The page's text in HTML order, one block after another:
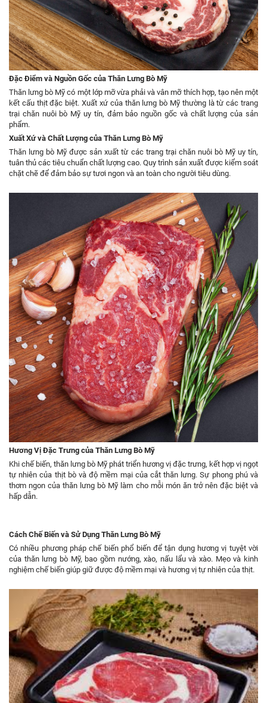
Đặc Điểm và Nguồn Gốc của Thăn Lưng Bò Mỹ
Thăn lưng bò Mỹ có một lớp mỡ vừa phải và vân mỡ thích hợp, tạo nên một
kết cấu thịt đặc biệt. Xuất xứ của thăn lưng bò Mỹ thường là từ các trang
trại chăn nuôi bò Mỹ uy tín, đảm bảo nguồn gốc và chất lượng của sản
phẩm.
Xuất Xứ và Chất Lượng của Thăn Lưng Bò Mỹ
Thăn lưng bò Mỹ được sản xuất từ các trang trại chăn nuôi bò Mỹ uy tín,
tuân thủ các tiêu chuẩn chất lượng cao. Quy trình sản xuất được kiểm soát
chặt chẽ để đảm bảo sự tươi ngon và an toàn cho người tiêu dùng.
Hương Vị Đặc Trưng của Thăn Lưng Bò Mỹ
Khi chế biến, thăn lưng bò Mỹ phát triển hương vị đặc trưng, kết hợp vị ngọt
tự nhiên của thịt bò và độ mềm mại của cắt thăn lưng. Sự phong phú và
thơm ngon của thăn lưng bò Mỹ làm cho mỗi món ăn trở nên đặc biệt và
hấp dẫn.
Cách Chế Biến và Sử Dụng Thăn Lưng Bò Mỹ
Có nhiều phương pháp chế biến phổ biến để tận dụng hương vị tuyệt vời
của thăn lưng bò Mỹ, bao gồm nướng, xào, nấu lẩu và xào. Mẹo và kinh
nghiệm chế biến giúp giữ được độ mềm mại và hương vị tự nhiên của thịt.